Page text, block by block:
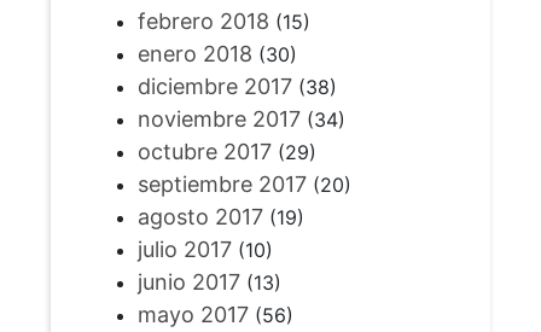
febrero 2018 (15)
enero 2018 (30)
diciembre 2017(38)
noviembre 2017(34)
octubre 2017(29)
septiembre 2017(20)
agosto 2017(19)
julio 2017(10)
junio 2017(13)
mayo 2017(56)